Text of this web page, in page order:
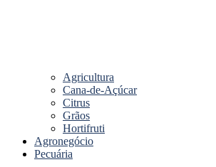
Agricultura
Cana-de-Açúcar
Citrus
Grãos
Hortifruti
Agronegócio
Pecuária